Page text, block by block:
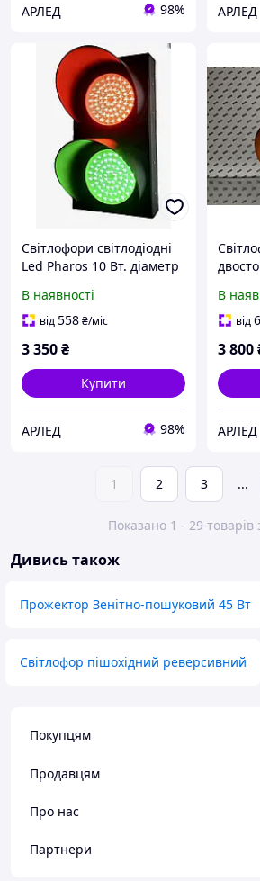
АРЛЕД 98% АРЛЕД
Світлофори світлодіодні
Led Pharos 10 Вт. діаметр
транспортний ( 2-х
секційний RG)
В наявності
від558₴/міс
3 350₴
Купити
АРЛЕД 98%
В
від
3 800
АРЛЕД
1 2 3 ...
Показано 1 - 29 товарів
Дивись також
Прожектор Зенітно-пошуковий 45 Вт
Світлофор пішохідний реверсивний
Покупцям
Продавцям
Про нас
Партнери